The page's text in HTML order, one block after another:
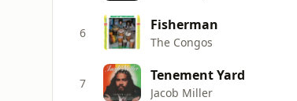
6 Fisherman
The Congos
7 Tenement Yard
Jacob Miller